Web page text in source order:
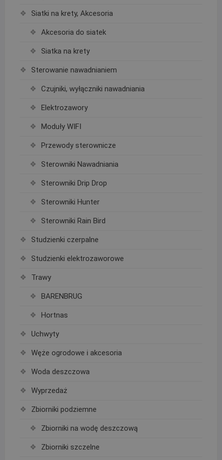
Siatki na krety, Akcesoria
Akcesoria do siatek
Siatka na krety
Sterowanie nawadnianiem
Czujniki, wyłączniki nawadniania
Elektrozawory
Moduły WIFI
Przewody sterownicze
Sterowniki Nawadniania
Sterowniki Drip Drop
Sterowniki Hunter
Sterowniki Rain Bird
Studzienki czerpalne
Studzienki elektrozaworowe
Trawy
BARENBRUG
Hortnas
Uchwyty
Węże ogrodowe i akcesoria
Woda deszczowa
Wyprzedaż
Zbiorniki podziemne
Zbiorniki na wodę deszczową
Zbiorniki szczelne